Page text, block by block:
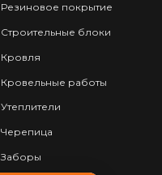
Резиновое покрытие
Строительные блоки
Кровля
Кровельные работы
Утеплители
Черепица
Заборы